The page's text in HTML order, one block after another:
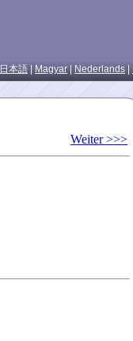
日本語 Magyar Nederlands